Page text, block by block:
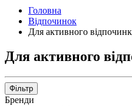
Головна
Відпочинок
Для активного
Для активного
Фільтр
Бренди